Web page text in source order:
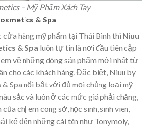
– Mỹ Phẩm Xách Tay
& Spa
cửa hàng mỹ phẩm tại Thái Bình thì Niuu
& Spa luôn tự tin là nơi đầu tiên cập
về những dòng sản phẩm mới nhất từ
cho các khách hàng. Đặc biệt, Niuu by
Spa nổi bật với đủ mọi chủng loại mỹ
sắc và luôn ở các mức giá phải chăng,
chị em công sở, học sinh, sinh viên,
kể đến những cái tên như Tonymoly,